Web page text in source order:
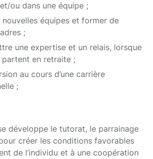
ou dans une équipe ;
équipes et former de
;
une expertise et un relais, lorsque
partent en retraite ;
au cours d’une carrière
;
développe le tutorat, le parrainage
créer les conditions favorables
de l’individu et à une coopération